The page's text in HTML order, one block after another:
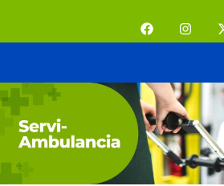
F
a
c
o
o
k
I
n
s
g
r
a
m